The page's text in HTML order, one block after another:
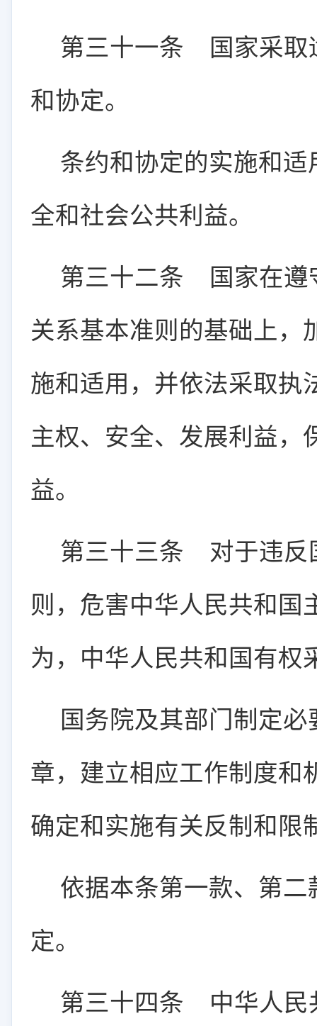
第三十一条 国家采取
和协定。
条约和协定的实施和
全和社会公共利益。
第三十二条 国家在遵
关系基本准则的基础上，
施和适用，并依法采取执
主权、安全、发展利益，
益。
第三十三条 对于违反
则，危害中华人民共和国
为，中华人民共和国有权
国务院及其部门制定
章，建立相应工作制度和
确定和实施有关反制和限
依据本条第一款、第
定。
第三十四条 中华人民